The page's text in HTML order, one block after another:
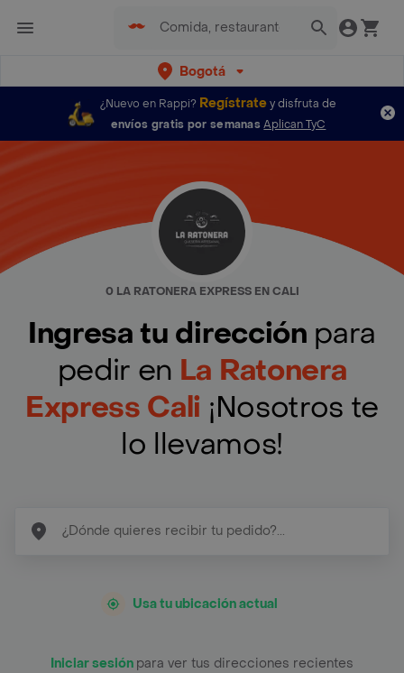
Bogotá
¿Nuevo en Rappi? Regístratey disfruta de
envíos gratis por semanas Aplican TyC
0 LA RATONERA EXPRESS EN CALI
Ingresa tu dirección para
pedir en La Ratonera
Express Cali ¡Nosotros te
lo llevamos!
Usa tu ubicación actual
Iniciar sesión para ver tus direcciones recientes